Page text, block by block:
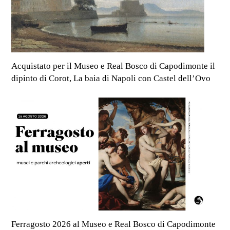
Acquistato per il Museo e Real Bosco di Capodimonte il
dipinto di Corot, La baia di Napoli con Castel dell’Ovo
Ferragosto 2026 al Museo e Real Bosco di Capodimonte